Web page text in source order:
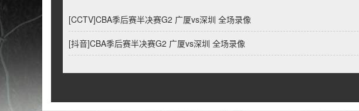
[CCTV]CBA季后赛半决赛G2 广厦vs深圳 全场录像
[抖音]CBA季后赛半决赛G2 广厦vs深圳 全场录像